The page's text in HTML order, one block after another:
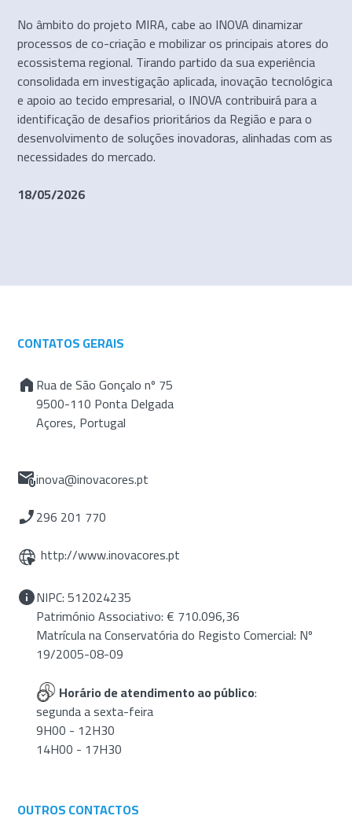
No âmbito do projeto MIRA, cabe ao INOVA dinamizar
processos de co-criação e mobilizar os principais atores do
ecossistema regional. Tirando partido da sua experiência
consolidada em investigação aplicada, inovação tecnológica
e apoio ao tecido empresarial, o INOVA contribuirá para a
identificação de desafios prioritários da Região e para o
desenvolvimento de soluções inovadoras, alinhadas com as
necessidades do mercado.
18/05/2026
CONTATOS GERAIS
Rua de São Gonçalo nº 75
9500-110 Ponta Delgada
Açores, Portugal
inova@inovacores.pt
296 201 770
http://www.inovacores.pt
NIPC: 512024235
Património Associativo: € 710.096,36
Matrícula na Conservatória do Registo Comercial: Nº
19/2005-08-09
Horário de atendimento ao público:
segunda a sexta-feira
9H00 - 12H30
14H00 - 17H30
OUTROS CONTACTOS